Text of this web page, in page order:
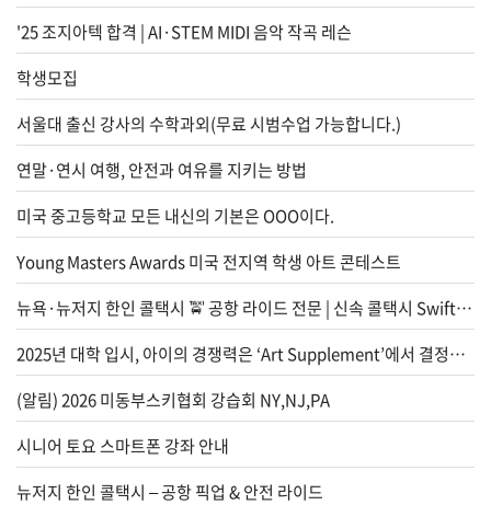
전문업
체
사고팔
기
마
켓
세
일
오
늘
광
고
맛
집
'25 조지아텍 합격 | AI·STEM MIDI 음악 작곡 레슨
학생모집
서울대 출신 강사의 수학과외(무료 시범수업 가능합니다.)
연말·연시 여행, 안전과 여유를 지키는 방법
미국 중고등학교 모든 내신의 기본은 OOO이다.
Young Masters Awards 미국 전지역 학생 아트 콘테스트
뉴욕·뉴저지 한인 콜택시 🚖 공항 라이드 전문 | 신속 콜택시 Swift Taxi
2025년 대학 입시, 아이의 경쟁력은 ‘Art Supplement’에서 결정됩니다
(알림) 2026 미동부스키협회 강습회 NY,NJ,PA
시니어 토요 스마트폰 강좌 안내
뉴저지 한인 콜택시 – 공항 픽업 & 안전 라이드